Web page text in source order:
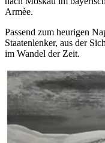
Armèe.
Passend zum heurigen
Staatenlenker, aus der
im Wandel der Zeit.